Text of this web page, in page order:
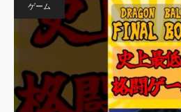
ゲーム